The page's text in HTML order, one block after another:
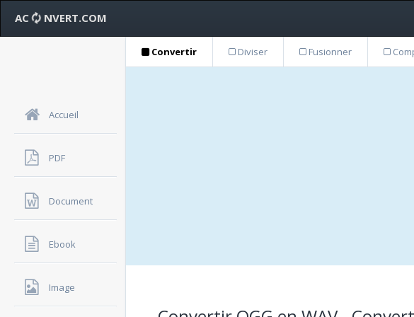
AC NVERT.COM
Accueil
PDF
Document
Ebook
Image
Convertir Diviser Fusionner